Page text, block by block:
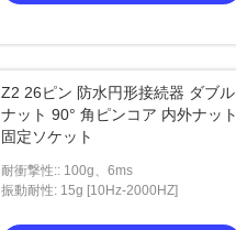
Z2 26ピン 防水円形接続器 ダブル
ナット 90° 角ピンコア 内外ナット
固定ソケット
耐衝撃性:: 100g、6ms
振動耐性: 15g [10Hz-2000HZ]